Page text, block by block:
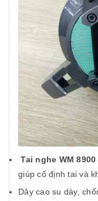
Tai nghe WM 8900
giúp cố định tai và
Dây cao su dày,